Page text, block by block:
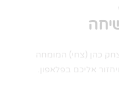
כהן (צחי) המומחה
אליכם בפלאפון.